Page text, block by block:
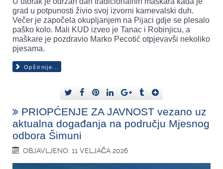
grad u potpunosti živio svoj izvorni karnevalski duh.
Večer je započela okupljanjem na Pijaci gdje se plesalo
paško kolo. Mali KUD izveo je Tanac i Robinjicu, a
maškare je pozdravio Marko Pecotić otpjevavši nekoliko
pjesama.
Opširnije...
PRIOPĆENJE ZA JAVNOST vezano uz
aktualna događanja na području Mjesnog
odbora Šimuni
OBJAVLJENO: 11 VELJAČA 2026